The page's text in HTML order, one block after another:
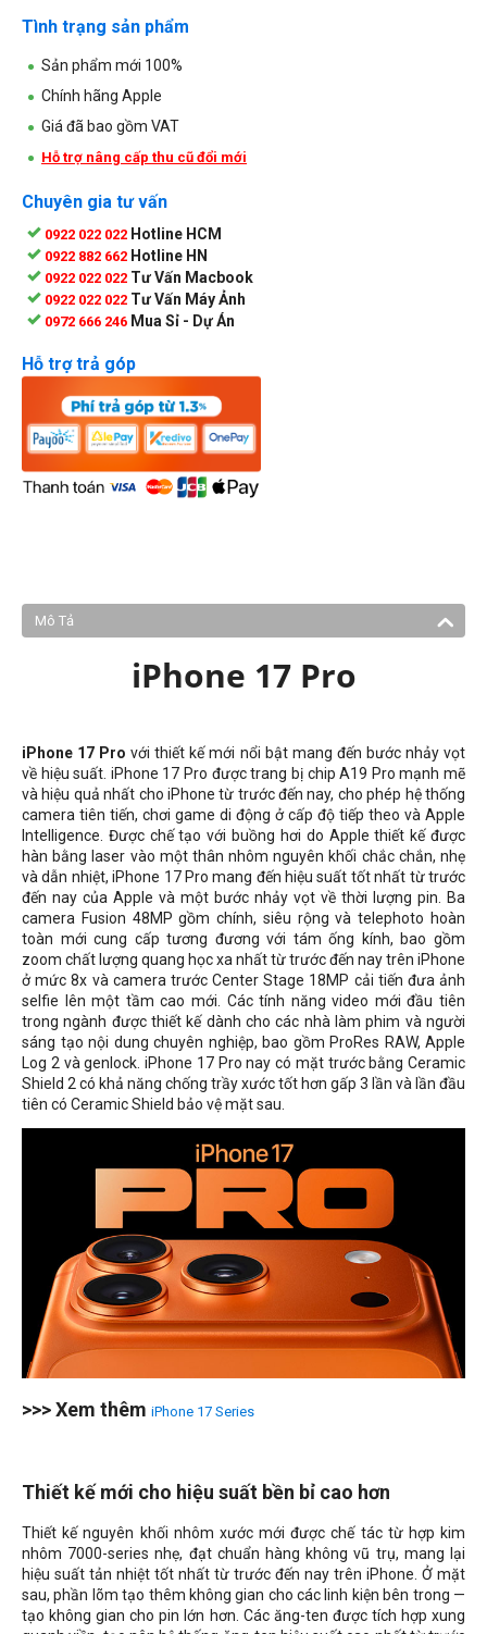
Tình trạng sản phẩm
Sản phẩm mới 100%
Chính hãng Apple
Giá đã bao gồm VAT
Hỗ trợ nâng cấp thu cũ đổi mới
Chuyên gia tư vấn
0922 022 022 Hotline HCM
0922 882 662 Hotline HN
0922 022 022 Tư Vấn Macbook
0922 022 022 Tư Vấn Máy Ảnh
0972 666 246 Mua Sỉ - Dự Án
Hỗ trợ trả góp
Mô Tả
iPhone 17 Pro
iPhone 17 Pro với thiết kế mới nổi bật mang đến bước nhảy vọt
về hiệu suất. iPhone 17 Pro được trang bị chip A19 Pro mạnh mẽ
và hiệu quả nhất cho iPhone từ trước đến nay, cho phép hệ thống
camera tiên tiến, chơi game di động ở cấp độ tiếp theo và Apple
Intelligence. Được chế tạo với buồng hơi do Apple thiết kế được
hàn bằng laser vào một thân nhôm nguyên khối chắc chắn, nhẹ
và dẫn nhiệt, iPhone 17 Pro mang đến hiệu suất tốt nhất từ ​​trước
đến nay của Apple và một bước nhảy vọt về thời lượng pin. Ba
camera Fusion 48MP gồm chính, siêu rộng và telephoto hoàn
toàn mới cung cấp tương đương với tám ống kính, bao gồm
zoom chất lượng quang học xa nhất từ ​​trước đến nay trên iPhone
ở mức 8x và camera trước Center Stage 18MP cải tiến đưa ảnh
selfie lên một tầm cao mới. Các tính năng video mới đầu tiên
trong ngành được thiết kế dành cho các nhà làm phim và người
sáng tạo nội dung chuyên nghiệp, bao gồm ProRes RAW, Apple
Log 2 và genlock. iPhone 17 Pro nay có mặt trước bằng Ceramic
Shield 2 có khả năng chống trầy xước tốt hơn gấp 3 lần và lần đầu
tiên có Ceramic Shield bảo vệ mặt sau.
>>> Xem thêm iPhone 17 Series
Thiết kế mới cho hiệu suất bền bỉ cao hơn
Thiết kế nguyên khối nhôm xước mới được chế tác từ hợp kim
nhôm 7000-series nhẹ, đạt chuẩn hàng không vũ trụ, mang lại
hiệu suất tản nhiệt tốt nhất từ ​​trước đến nay trên iPhone. Ở mặt
sau, phần lõm tạo thêm không gian cho các linh kiện bên trong —
tạo không gian cho pin lớn hơn. Các ăng-ten được tích hợp xung